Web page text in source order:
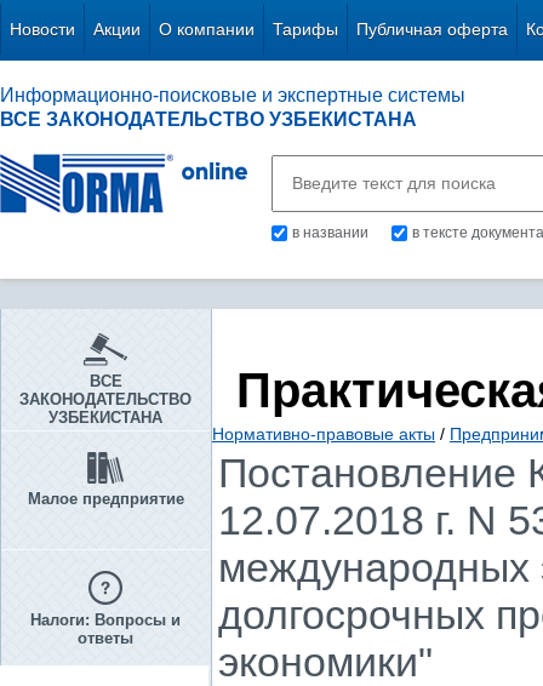
Новости Акции О компании Тарифы Публичная оферта
Информационно-поисковые и экспертные системы
ВСЕ ЗАКОНОДАТЕЛЬСТВО УЗБЕКИСТАНА
в названии в тексте документа
ВСЕ
ЗАКОНОДАТЕЛЬСТВО
УЗБЕКИСТАНА
Малое предприятие
Налоги: Вопросы и
ответы
Нормативно-правовые акты /
Постановление
12.07.2018 г. N
международных
долгосрочных
экономики"